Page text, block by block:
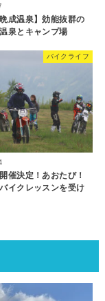
晩成温泉】効能抜群の
泉とキャンプ場
バイクライフ
催決定！あおたび！
イクレッスンを受け